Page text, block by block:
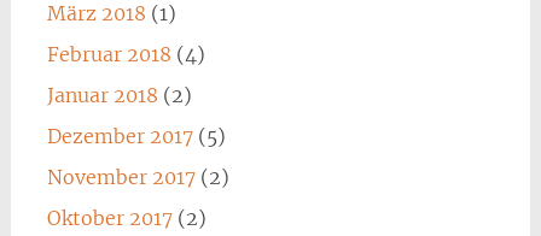
März 2018 (1)
Februar 2018 (4)
Januar 2018 (2)
Dezember 2017(5)
November 2017(2)
Oktober 2017(2)